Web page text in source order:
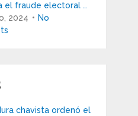
el fraude electoral …
2024
No
chavista ordenó el